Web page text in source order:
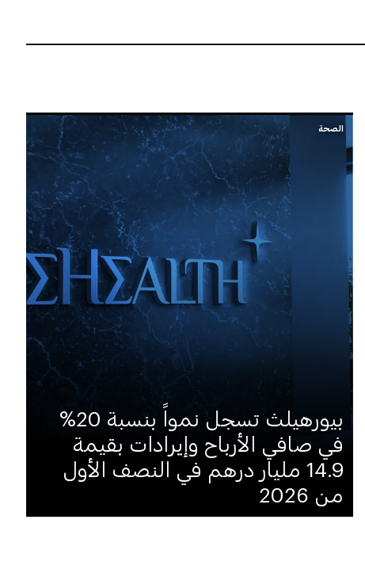
الصحة
بيورهيلث تسجل نمواً بنسبة 20%
في صافي الأرباح وإيرادات بقيمة
14.9 مليار درهم في النصف الأول
من 2026